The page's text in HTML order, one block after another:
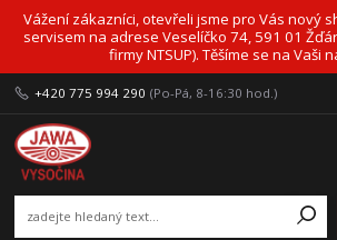
Vážení zákazníci, otevřeli jsme pro Vás nový
servisem na adrese Veselíčko 74, 591 01
firmy NTSUP). Těšíme se na Vaši
+420 775 994 290 (Po-Pá, 8-16:30 hod.)